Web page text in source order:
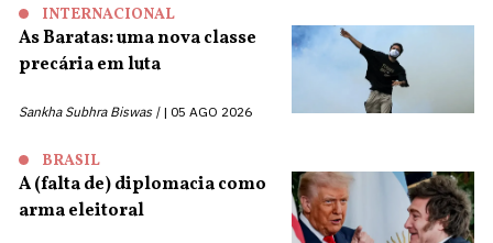
INTERNACIONAL
As Baratas: uma nova classe
precária em luta
Sankha Subhra Biswas | 05 AGO 2026
BRASIL
A (falta de) diplomacia como
arma eleitoral